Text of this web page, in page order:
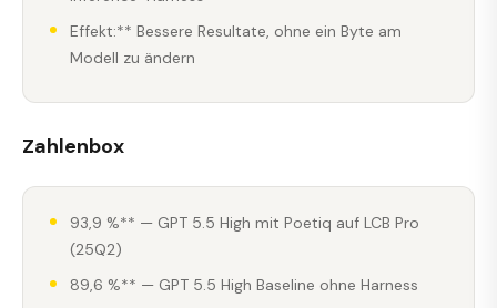
Effekt:** Bessere Resultate, ohne ein Byte am
Modell zu ändern
Zahlenbox
93,9 %** — GPT 5.5 High mit Poetiq auf LCB Pro
(25Q2)
89,6 %** — GPT 5.5 High Baseline ohne Harness